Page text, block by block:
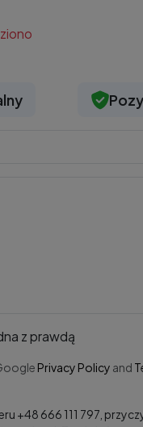
z prawdą
Privacy Policy and
+48 666 111 797,